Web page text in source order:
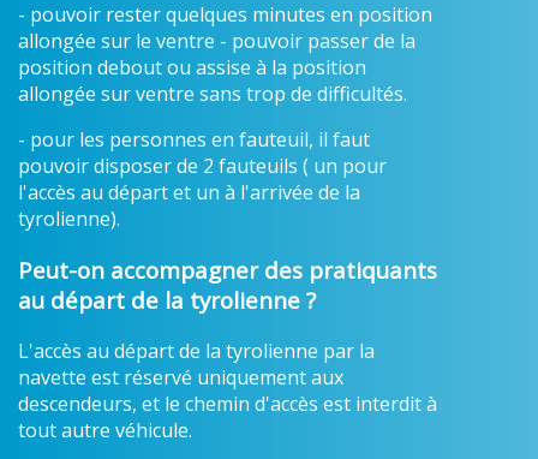
- pouvoir rester quelques minutes en position
allongée sur le ventre - pouvoir passer de la
position debout ou assise à la position
allongée sur ventre sans trop de difficultés.
- pour les personnes en fauteuil, il faut
pouvoir disposer de 2 fauteuils ( un pour
l'accès au départ et un à l'arrivée de la
tyrolienne).
Peut-on accompagner des pratiquants
au départ de la tyrolienne ?
L'accès au départ de la tyrolienne par la
navette est réservé uniquement aux
descendeurs, et le chemin d'accès est interdit à
tout autre véhicule.